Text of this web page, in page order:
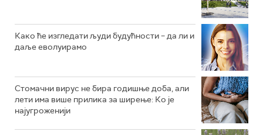
Како ће изгледати људи будућности – да ли и
даље еволуирамо
Стомачни вирус не бира годишње доба, али
лети има више прилика за ширење: Ко је
најугроженији